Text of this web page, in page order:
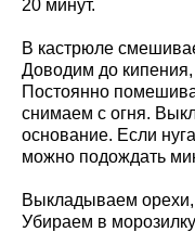
20 минут.
В кастрюле
Доводим до
Постоянно
снимаем с огня.
основание. Если
можно подождать
Выкладываем орехи,
Убираем в